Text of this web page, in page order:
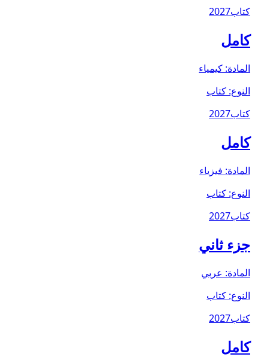
كتاب2027
كامل
المادة: كيمياء
النوع: كتاب
كتاب2027
كامل
المادة: فيزياء
النوع: كتاب
كتاب2027
جزء ثاني
المادة: عربي
النوع: كتاب
كتاب2027
كامل